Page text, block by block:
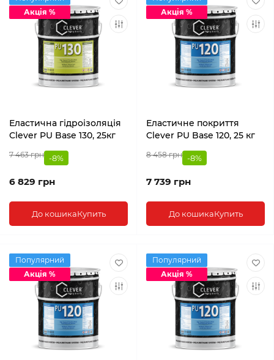
Акція %
Еластична гідроізоляція
Clever PU Base 130, 25кг
7 463 грн -8%
6 829 грн
До кошикаКупить
Акція %
Еластичне покриття
Clever PU Base 120, 25 кг
8 458 грн -8%
7 739 грн
До кошикаКупить
Популярний
Акція %
Популярний
Акція %